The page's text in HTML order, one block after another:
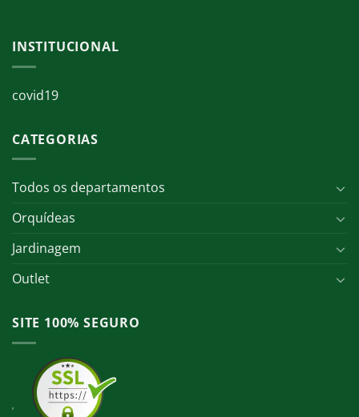
INSTITUCIONAL
covid19
CATEGORIAS
Todos os departamentos
Orquídeas
Jardinagem
Outlet
SITE 100% SEGURO